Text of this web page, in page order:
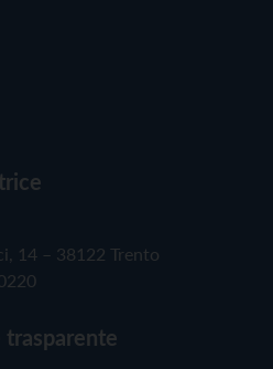
14 – 38122 Trento